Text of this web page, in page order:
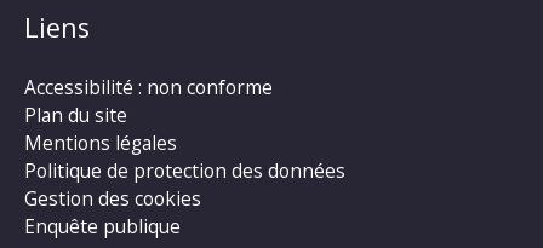
Liens
Accessibilité : non conforme
Plan du site
Mentions légales
Politique de protection des données
Gestion des cookies
Enquête publique